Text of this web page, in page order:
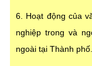
6. Hoạt động của
nghiệp trong và
ngoài tại Thành phố.